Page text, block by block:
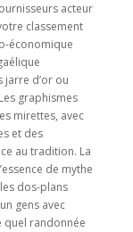
acteur
classement
économique
d’or ou
graphismes
mirettes, avec
et des
au tradition. La
de mythe
dos-plans
gens avec
quel randonnée